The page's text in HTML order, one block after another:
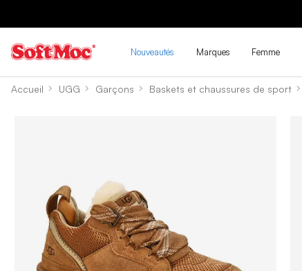
Nouveautés Marques Femme
Accueil UGG Garçons Baskets et chaussures de sport